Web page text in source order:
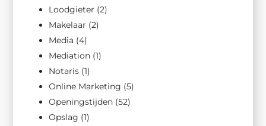
Loodgieter (2)
Makelaar (2)
Media (4)
Mediation (1)
Notaris (1)
Online Marketing (5)
Openingstijden (52)
Opslag (1)